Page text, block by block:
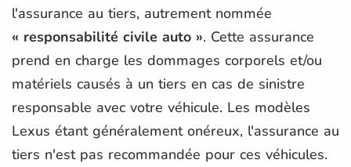
l'assurance au tiers, autrement nommée
« responsabilité civile auto ». Cette assurance
prend en charge les dommages corporels et/ou
matériels causés à un tiers en cas de sinistre
responsable avec votre véhicule. Les modèles
Lexus étant généralement onéreux, l'assurance au
tiers n'est pas recommandée pour ces véhicules.